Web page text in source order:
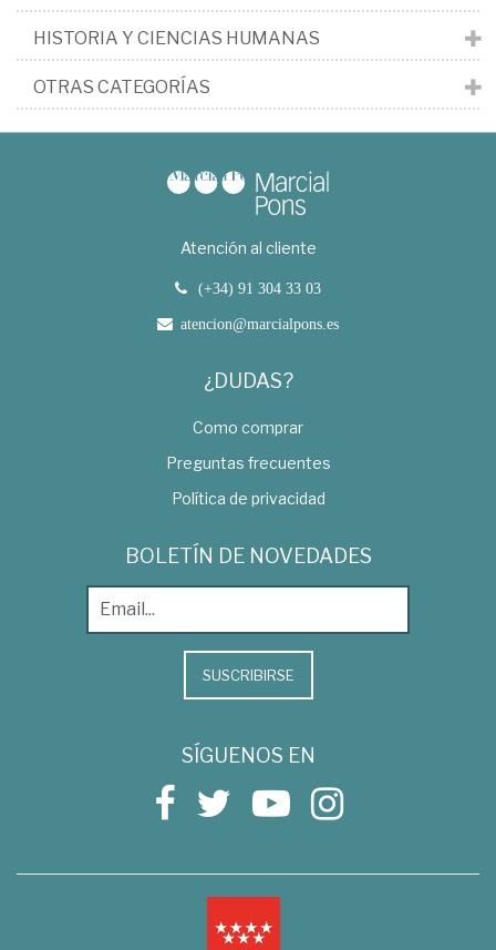
HISTORIA Y CIENCIAS HUMANAS
OTRAS CATEGORÍAS
Atención al cliente
(+34) 91 304 33 03
atencion@marcialpons.es
¿DUDAS?
Como comprar
Preguntas frecuentes
Política de privacidad
BOLETÍN DE NOVEDADES
SUSCRIBIRSE
SÍGUENOS EN